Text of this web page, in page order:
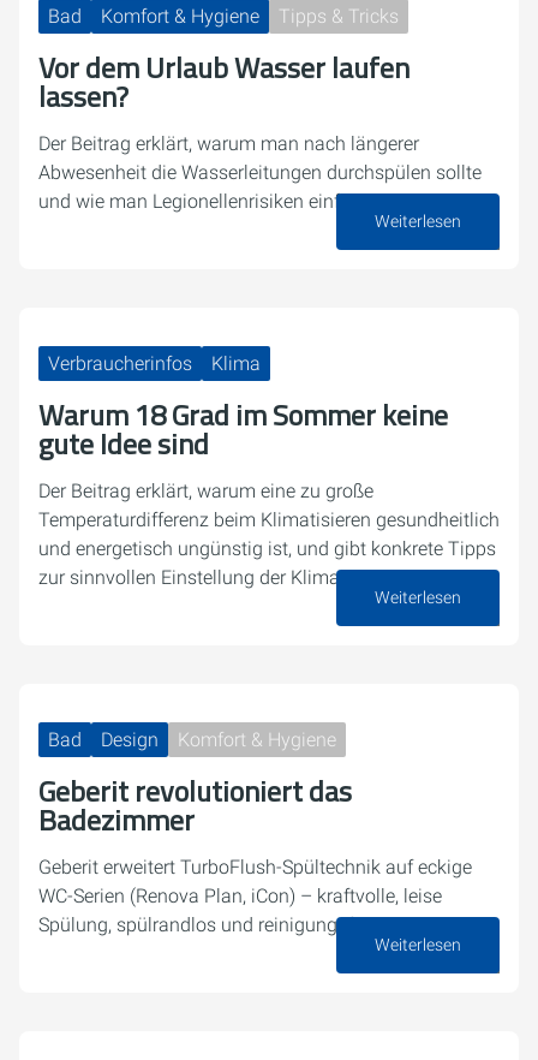
Bad Komfort & Hygiene Tipps & Tricks
Vor dem Urlaub Wasser laufen
lassen?
Der Beitrag erklärt, warum man nach längerer
Abwesenheit die Wasserleitungen durchspülen sollte
und wie man Legionellenrisiken einfach reduziert.
Weiterlesen
Verbraucherinfos Klima
Warum 18 Grad im Sommer keine
gute Idee sind
Der Beitrag erklärt, warum eine zu große
Temperaturdifferenz beim Klimatisieren gesundheitlich
und energetisch ungünstig ist, und gibt konkrete Tipps
zur sinnvollen Einstellung der Klimaanlage.
Weiterlesen
Bad Design Komfort & Hygiene
Geberit revolutioniert das
Badezimmer
Geberit erweitert TurboFlush-Spültechnik auf eckige
WC-Serien (Renova Plan, iCon) – kraftvolle, leise
Spülung, spülrandlos und reinigungsfreundlich
Weiterlesen